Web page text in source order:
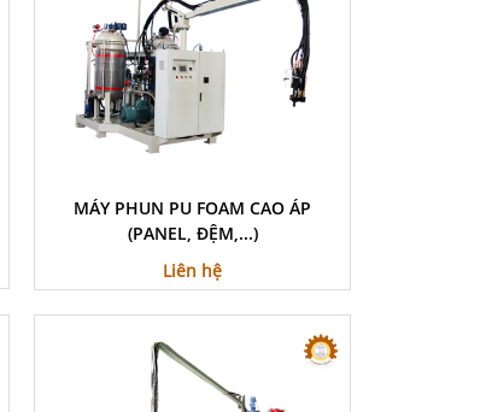
MÁY PHUN PU FOAM CAO ÁP
(PANEL, ĐỆM,...)
Liên hệ